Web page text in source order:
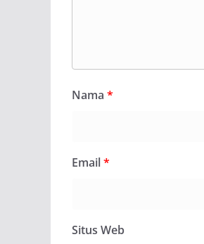
Nama *
Email*
Situs Web